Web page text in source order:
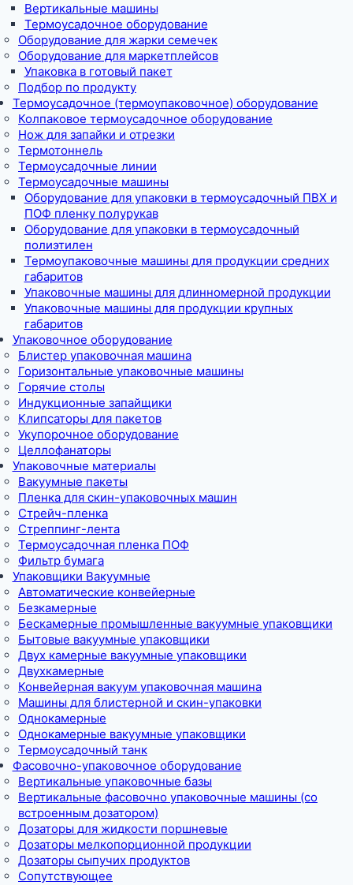
Вертикальные машины
Термоусадочное оборудование
Оборудование для жарки семечек
Оборудование для маркетплейсов
Упаковка в готовый пакет
Подбор по продукту
Термоусадочное (термоупаковочное) оборудование
Колпаковое термоусадочное оборудование
Нож для запайки и отрезки
Термотоннель
Термоусадочные линии
Термоусадочные машины
Оборудование для упаковки в термоусадочный ПВХ и
ПОФ пленку полурукав
Оборудование для упаковки в термоусадочный
полиэтилен
Термоупаковочные машины для продукции средних
габаритов
Упаковочные машины для длинномерной продукции
Упаковочные машины для продукции крупных
габаритов
Упаковочное оборудование
Блистер упаковочная машина
Горизонтальные упаковочные машины
Горячие столы
Индукционные запайщики
Клипсаторы для пакетов
Укупорочное оборудование
Целлофанаторы
Упаковочные материалы
Вакуумные пакеты
Пленка для скин-упаковочных машин
Стрейч-пленка
Стреппинг-лента
Термоусадочная пленка ПОФ
Фильтр бумага
Упаковщики Вакуумные
Автоматические конвейерные
Безкамерные
Бескамерные промышленные вакуумные упаковщики
Бытовые вакуумные упаковщики
Двух камерные вакуумные упаковщики
Двухкамерные
Конвейерная вакуум упаковочная машина
Машины для блистерной и скин-упаковки
Однокамерные
Однокамерные вакуумные упаковщики
Термоусадочный танк
Фасовочно-упаковочное оборудование
Вертикальные упаковочные базы
Вертикальные фасовочно упаковочные машины (со
встроенным дозатором)
Дозаторы для жидкости поршневые
Дозаторы мелкопорционной продукции
Дозаторы сыпучих продуктов
Сопутствующее